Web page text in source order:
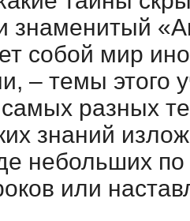
знаменитый
собой мир
– темы этого
разных
знаний
небольших
или